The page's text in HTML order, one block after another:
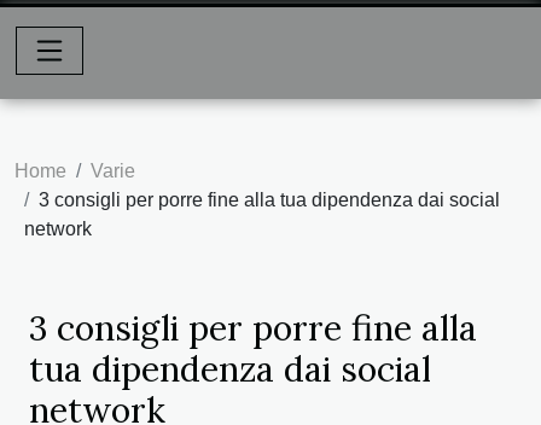
Home
Varie
3 consigli per porre fine alla tua dipendenza dai social
network
3 consigli per porre fine alla
tua dipendenza dai social
network